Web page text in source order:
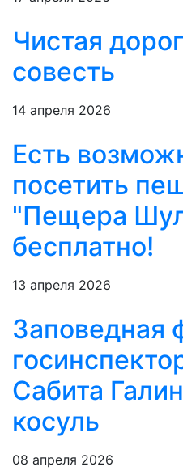
Чистая
совесть
14 апреля 2026
Есть
посетить
"Пещера
бесплатно!
13 апреля 2026
Заповедная
Сабита
косуль
08 апреля 2026